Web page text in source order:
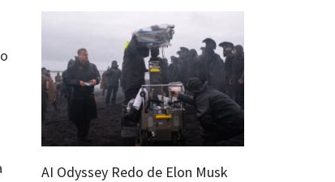
AI Odyssey Redo de Elon Musk